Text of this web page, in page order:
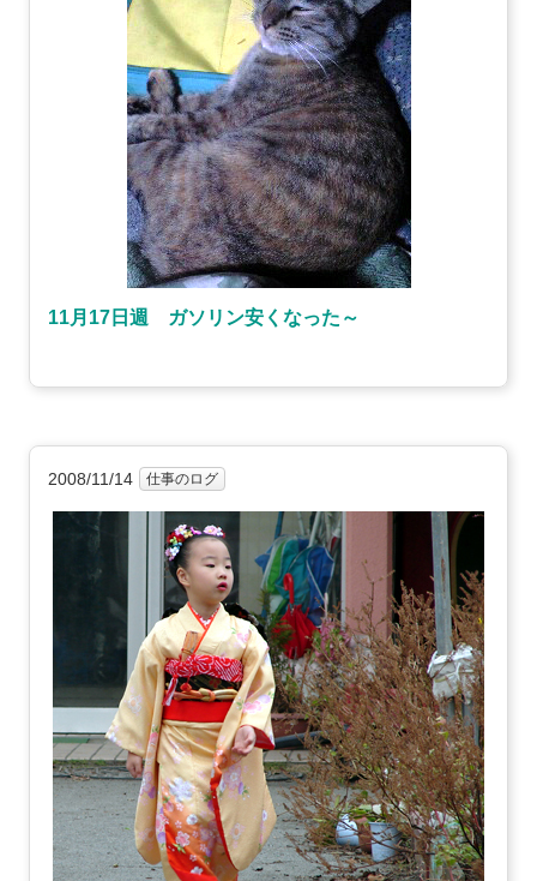
11月17日週 ガソリン安くなった～
2008/11/14 仕事のログ